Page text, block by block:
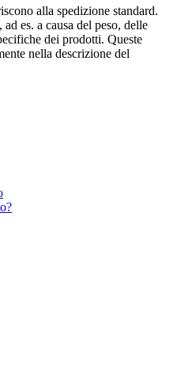
alla spedizione standard.
es. a causa del peso, delle
dei prodotti. Queste
nella descrizione del